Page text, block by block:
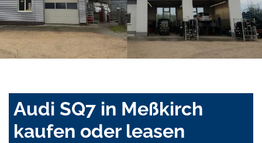
Audi SQ7 in Meßkirch
kaufen oder leasen